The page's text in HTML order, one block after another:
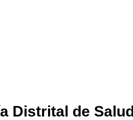
Distrital de